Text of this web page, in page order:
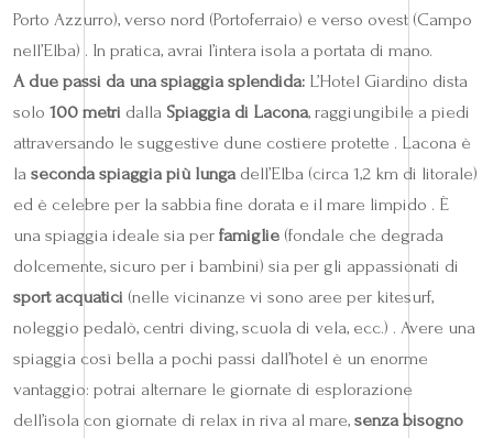
Porto Azzurro), verso nord (Portoferraio) e verso ovest (Campo
nell’Elba) . In pratica, avrai l’intera isola a portata di mano.
A due passi da una spiaggia splendida: L’Hotel Giardino dista
solo 100 metri dalla Spiaggia di Lacona, raggiungibile a piedi
attraversando le suggestive dune costiere protette . Lacona è
la seconda spiaggia più lungadell’Elba (circa 1,2 km di litorale)
ed è celebre per la sabbia fine dorata e il mare limpido . È
una spiaggia ideale sia per famiglie (fondale che degrada
dolcemente, sicuro per i bambini) sia per gli appassionati di
sport acquatici (nelle vicinanze vi sono aree per kitesurf,
noleggio pedalò, centri diving, scuola di vela, ecc.) . Avere una
spiaggia così bella a pochi passi dall’hotel è un enorme
vantaggio: potrai alternare le giornate di esplorazione
dell’isola con giornate di relax in riva al mare, senza bisogno